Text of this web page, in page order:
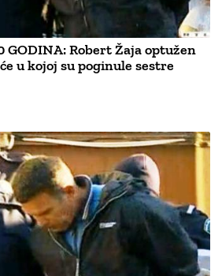
GODINA: Robert Žaja optužen
u kojoj su poginule sestre